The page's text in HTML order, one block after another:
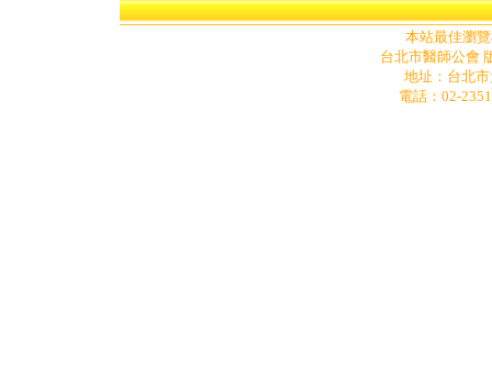
本站最佳瀏
台北市醫師公會
地址 ： 台北
電話：02-